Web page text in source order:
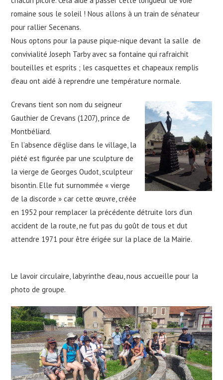
romaine sous le soleil ! Nous allons à un train de sénateur
pour rallier Secenans.
Nous optons pour la pause pique-nique devant la salle de
convivialité Joseph Tarby avec sa fontaine qui rafraichit
bouteilles et esprits ; les casquettes et chapeaux remplis
d’eau ont aidé à reprendre une température normale.
Crevans tient son nom du seigneur
Gauthier de Crevans (1207), prince de
Montbéliard.
En l’absence d’église dans le village, la
piété est figurée par une sculpture de
la vierge de Georges Oudot, sculpteur
bisontin. Elle fut surnommée « vierge
de la discorde » car cette œuvre, créée
en 1952 pour remplacer la précédente détruite lors d’un
accident de la route, ne fut pas du goût de tous et dut
attendre 1971 pour être érigée sur la place de la Mairie.
Le lavoir circulaire, labyrinthe d’eau, nous accueille pour la
photo de groupe.